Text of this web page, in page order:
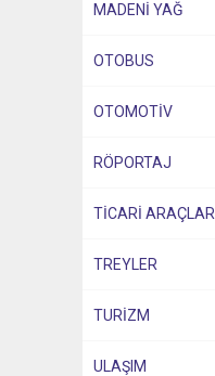
MADENİ YAĞ
OTOBUS
OTOMOTİV
RÖPORTAJ
TİCARİ ARAÇLAR
TREYLER
TURİZM
ULAŞIM